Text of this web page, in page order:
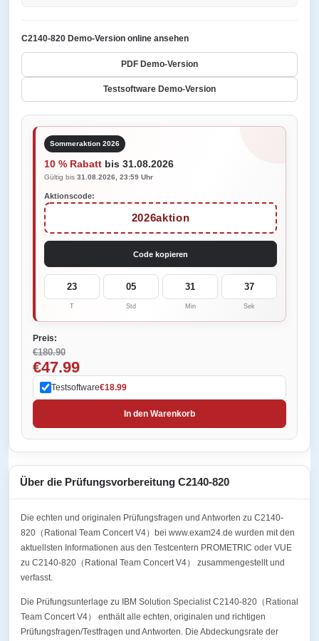
C2140-820 Demo-Version online ansehen
PDF Demo-Version
Testsoftware Demo-Version
Sommeraktion 2026
10 % Rabatt bis 31.08.2026
Gültig bis 31.08.2026, 23:59 Uhr
Aktionscode:
2026aktion
Code kopieren
23
T
05
Std
31
Min
37
Sek
Preis:
€180.90
€47.99
Testsoftware€18.99
In den Warenkorb
Über die Prüfungsvorbereitung C2140-820
Die echten und originalen Prüfungsfragen und Antworten zu C2140-
820（Rational Team Concert V4）bei www.exam24.de wurden mit den
aktuellsten Informationen aus den Testcentern PROMETRIC oder VUE
zu C2140-820（Rational Team Concert V4） zusammengestellt und
verfasst.
Die Prüfungsunterlage zu IBM Solution Specialist C2140-820（Rational
Team Concert V4） enthält alle echten, originalen und richtigen
Prüfungsfragen/Testfragen und Antworten. Die Abdeckungsrate der